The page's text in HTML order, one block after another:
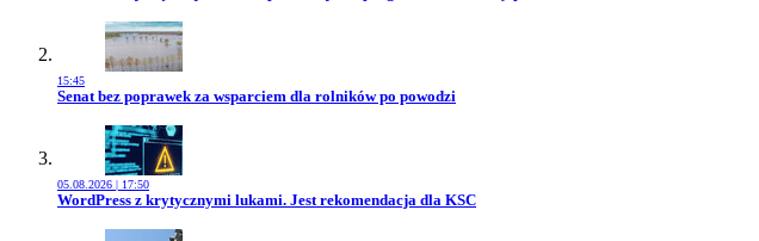
15:45
Przejdź do artykułu:
Senat bez poprawek za wsparciem dla rolników po powodzi
05.08.2026 | 17:50
Przejdź do artykułu:
WordPress z krytycznymi lukami. Jest rekomendacja dla KSC